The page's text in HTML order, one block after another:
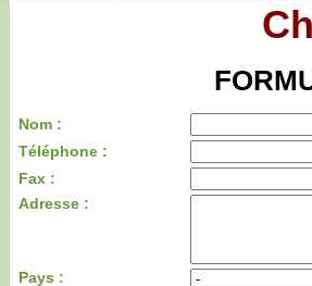
Nom :
Téléphone :
Fax :
Adresse :
Pays :